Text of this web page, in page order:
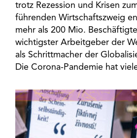
trotz Rezession und Krisen
führenden Wirtschaftszweig
mehr als 200 Mio.
wichtigster Arbeitgeber der
als Schrittmacher der
Die Corona-Pandemie hat